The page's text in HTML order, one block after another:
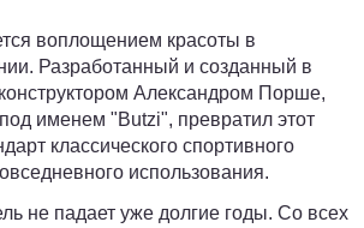
воплощением красоты в
Разработанный и созданный в
Александром Порше,
именем "Butzi", превратил этот
классического спортивного
использования.
не падает уже долгие годы. Со всех